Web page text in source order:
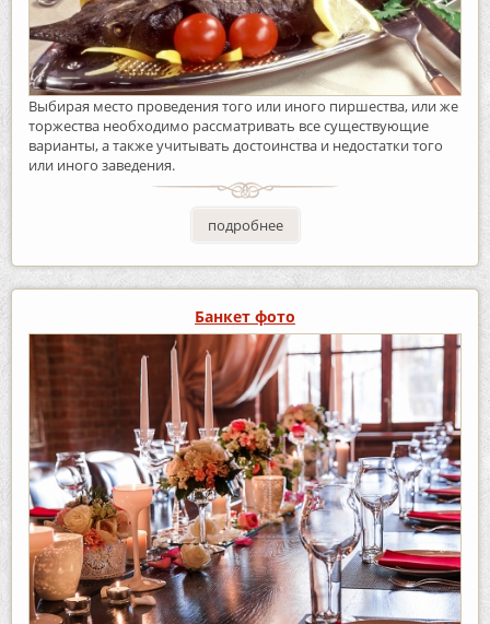
Выбирая место проведения того или иного пиршества, или же
торжества необходимо рассматривать все существующие
варианты, а также учитывать достоинства и недостатки того
или иного заведения.
подробнее
Банкет фото